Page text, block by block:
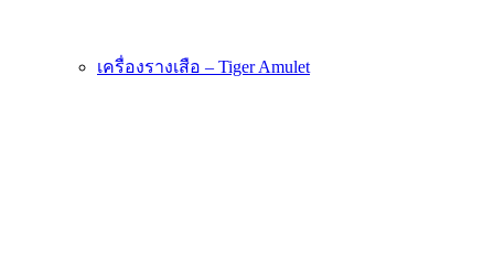
เครื่องรางเสือ – Tiger Amulet